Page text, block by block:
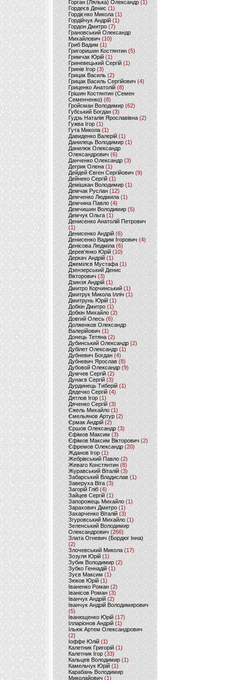
Горган (Лялька) Олександр(1)
Гордеєв Денис (1)
Гордієнко Микола (1)
Гордійчук Андрій (1)
Гордон Дмитро (7)
Грановський Олександр
Михайлович (10)
Гриб Вадим (1)
Григоришин Костянтин (5)
Гримчак Юрій(1)
Гриневецький Сергій(1)
Гринів Ігор (3)
Грицак Василь (2)
Грицак Василь Сергійович (4)
Гриценко Анатолій (8)
Грішин Костянтин (Семен
Семенченко)(8)
Гройсман Володимир(62)
Губський Богдан (3)
Гудзь Наталія Ярославівна(2)
Гужва Ігор (1)
Гута Микола (1)
Давиденко Валерій (1)
Данилець Володимир(1)
Данилюк Олександр
Олександрович (6)
Данченко Олександр (3)
Дегрик Олена(1)
Дейдей Євген Сергійович(9)
Дейнеко Сергій (1)
Демішкан Володимир(1)
Демчак Руслан (12)
Демченко Людмила (1)
Демчина Павло (4)
Демчишин Володимир (5)
Демчук Ольга(1)
Денисенко Анатолій Петрович
(1)
Денисенко Андрій (6)
Денисенко Вадим Ігорович (4)
Денісова Людміла(6)
Дерев'янко Юрій(10)
Деркач Андрій(1)
Джемілєв Мустафа (1)
Дзензерський Денис
Вікторович (3)
Дзинзя Андрій (1)
Дмитро Корчинський (1)
Дмитрук Микола Ілліч (1)
Дмитрунь Юрій (1)
Добкін Дмитро(1)
Добкін Михайло (2)
Довгий Олесь (6)
Долженков Олександр
Валерійович (1)
Донець Тетяна (2)
Дубинський Олександр(2)
Дубілет Олександр (1)
Дубневич Богдан (4)
Дубневич Ярослав (8)
Дубовой Олександр(9)
Думчев Сергій (2)
Дунаєв Сергій(3)
Дурдинець Тиберій (1)
Дядечко Сергій (4)
Дятлов Ігор (1)
Дяченко Сергій (3)
Єжель Михайло (1)
Ємельянов Артур (2)
Єрмак Андрій (2)
Єршов Олександр (3)
Єфімов Максим (3)
Єфімов Максим Вікторович (2)
Єфремов Олександр (20)
Жданов Ігор (1)
Жебрівський Павло (2)
Жеваго Констянтин (8)
Журавський Віталій (3)
Забарський Владислав (1)
Заверуха Віта (3)
Загорій Гліб (4)
Зайцев Сергій(1)
Запорожець Михайло (1)
Зарахович Дмитро (1)
Захарченко Віталій (3)
Згуровський Михайло (1)
Зеленський Володимир
Олександрович (266)
Злата Огневич (Бордюг Інна)
(2)
Злочевський Микола(17)
Зозуля Юрій (1)
Зубик Володимир (2)
Зубко Геннадій (1)
Зуєв Максим(1)
Зюков Юрій (1)
Іваненко Роман (2)
Іванісов Роман (3)
Іванчук Андрій(2)
Іванчук Андрій Володимирович
(5)
Іванющенко Юрій (17)
Ілларіонов Андрій (1)
Ільюк Артем Олександрович
(2)
Іоффе Юлій (1)
Калетник Григорій(1)
Калетник Ігор (33)
Кальцев Володимир(1)
Камельчук Юрій (1)
Карабань Володимир
Миколайович (1)